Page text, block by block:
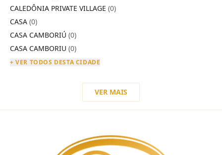
CALEDÔNIA PRIVATE VILLAGE (0)
CASA (0)
CASA CAMBORIÚ (0)
CASA CAMBORIU (0)
+ VER TODOS DESTA CIDADE
VER MAIS